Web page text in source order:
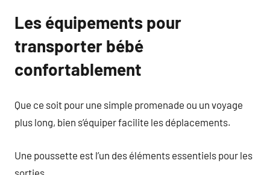
Les équipements pour
transporter bébé
confortablement
Que ce soit pour une simple promenade ou un voyage
plus long, bien s’équiper facilite les déplacements.
Une poussette est l’un des éléments essentiels pour les
sorties.